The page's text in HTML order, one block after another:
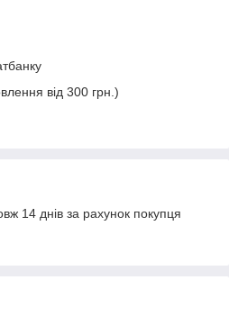
від 300 грн.)
14 днів за рахунок покупця